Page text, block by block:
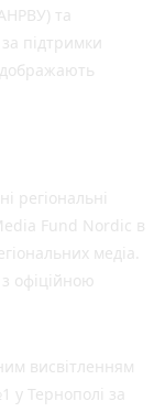
та
підтримки
регіональні
Fund Nordic в
медіа.
офіційною
висвітленням
у Тернополі за